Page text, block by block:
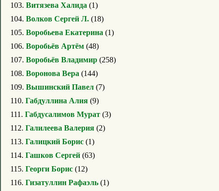
103. Витязева Халида (1)
104. Волков Сергей Л. (18)
105. Воробьева Екатерина (1)
106. Воробьёв Артём (48)
107. Воробьёв Владимир (258)
108. Воронова Вера (144)
109. Вышинский Павел (7)
110. Габдуллина Алия (9)
111. Габдусалимов Мурат (3)
112. Галилеева Валерия (2)
113. Галицкий Борис (1)
114. Гашков Сергей (63)
115. Георги Борис (12)
116. Гизатуллин Рафаэль (1)